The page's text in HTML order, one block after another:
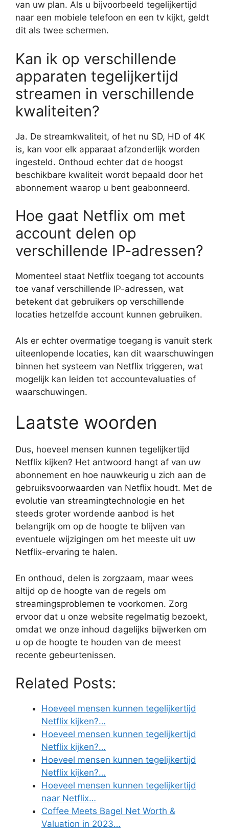
van uw plan. Als u bijvoorbeeld tegelijkertijd
naar een mobiele telefoon en een tv kijkt, geldt
dit als twee schermen.
Kan ik op verschillende
apparaten tegelijkertijd
streamen in verschillende
kwaliteiten?
Ja. De streamkwaliteit, of het nu SD, HD of 4K
is, kan voor elk apparaat afzonderlijk worden
ingesteld. Onthoud echter dat de hoogst
beschikbare kwaliteit wordt bepaald door het
abonnement waarop u bent geabonneerd.
Hoe gaat Netflix om met
account delen op
verschillende IP-adressen?
Momenteel staat Netflix toegang tot accounts
toe vanaf verschillende IP-adressen, wat
betekent dat gebruikers op verschillende
locaties hetzelfde account kunnen gebruiken.
Als er echter overmatige toegang is vanuit sterk
uiteenlopende locaties, kan dit waarschuwingen
binnen het systeem van Netflix triggeren, wat
mogelijk kan leiden tot accountevaluaties of
waarschuwingen.
Laatste woorden
Dus, hoeveel mensen kunnen tegelijkertijd
Netflix kijken? Het antwoord hangt af van uw
abonnement en hoe nauwkeurig u zich aan de
gebruiksvoorwaarden van Netflix houdt. Met de
evolutie van streamingtechnologie en het
steeds groter wordende aanbod is het
belangrijk om op de hoogte te blijven van
eventuele wijzigingen om het meeste uit uw
Netflix-ervaring te halen.
En onthoud, delen is zorgzaam, maar wees
altijd op de hoogte van de regels om
streamingsproblemen te voorkomen. Zorg
ervoor dat u onze website regelmatig bezoekt,
omdat we onze inhoud dagelijks bijwerken om
u op de hoogte te houden van de meest
recente gebeurtenissen.
Related Posts:
Hoeveel mensen kunnen tegelijkertijd
Netflix kijken?…
Hoeveel mensen kunnen tegelijkertijd
Netflix kijken?…
Hoeveel mensen kunnen tegelijkertijd
Netflix kijken?…
Hoeveel mensen kunnen tegelijkertijd
naar Netflix…
Coffee Meets Bagel Net Worth &
Valuation in 2023…